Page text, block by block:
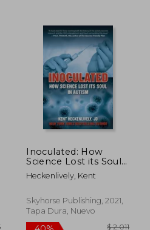
Inoculated: How
Science Lost its Soul
in Autism (Children’S
Health Defense) (en
Heckenlively, Kent
Skyhorse Publishing, 2021,
Tapa Dura, Nuevo